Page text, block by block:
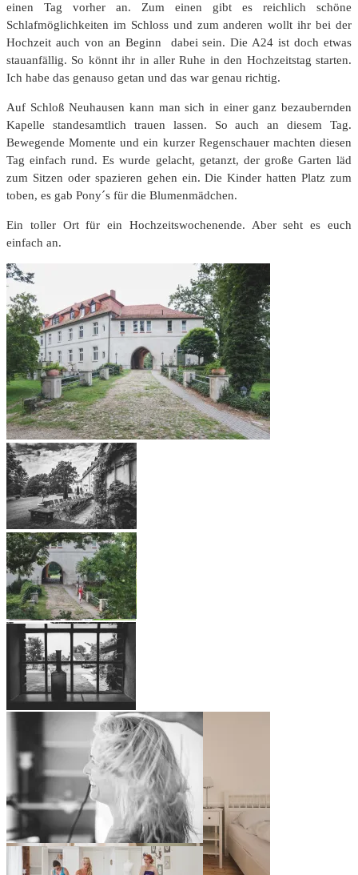
einen Tag vorher an. Zum einen gibt es reichlich schöne
Schlafmöglichkeiten im Schloss und zum anderen wollt ihr bei der
Hochzeit auch von an Beginn dabei sein. Die A24 ist doch etwas
stauanfällig. So könnt ihr in aller Ruhe in den Hochzeitstag starten.
Ich habe das genauso getan und das war genau richtig.
Auf Schloß Neuhausen kann man sich in einer ganz bezaubernden
Kapelle standesamtlich trauen lassen. So auch an diesem Tag.
Bewegende Momente und ein kurzer Regenschauer machten diesen
Tag einfach rund. Es wurde gelacht, getanzt, der große Garten läd
zum Sitzen oder spazieren gehen ein. Die Kinder hatten Platz zum
toben, es gab Pony´s für die Blumenmädchen.
Ein toller Ort für ein Hochzeitswochenende. Aber seht es euch
einfach an.